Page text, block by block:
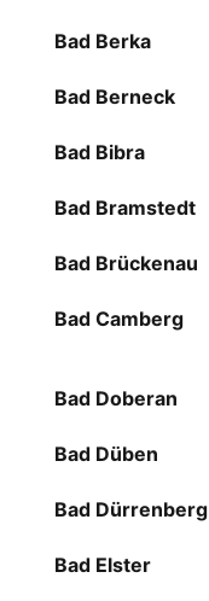
Bad Berka
Bad Berneck
Bad Bibra
Bad Bramstedt
Bad Brückenau
Bad Camberg
Bad Doberan
Bad Düben
Bad Dürrenberg
Bad Elster